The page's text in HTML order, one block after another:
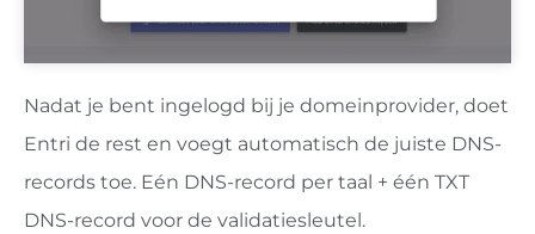
Nadat je bent ingelogd bij je domeinprovider, doet
Entri de rest en voegt automatisch de juiste DNS-
records toe. Eén DNS-record per taal + één TXT
DNS-record voor de validatiesleutel.